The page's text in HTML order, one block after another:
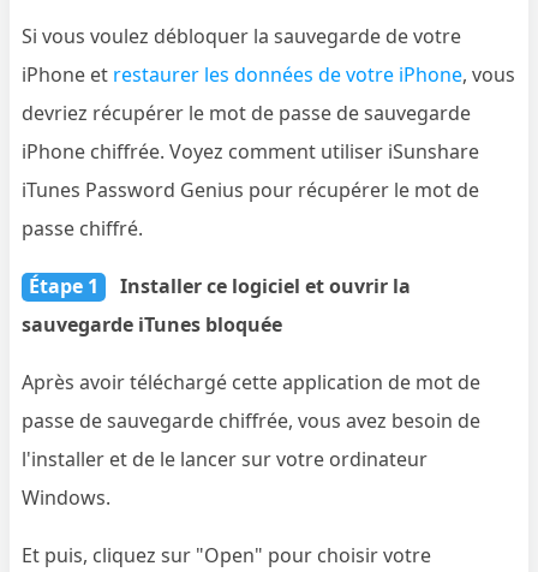
Si vous voulez débloquer la sauvegarde de votre
iPhone et restaurer les données de votre iPhone, vous
devriez récupérer le mot de passe de sauvegarde
iPhone chiffrée. Voyez comment utiliser iSunshare
iTunes Password Genius pour récupérer le mot de
passe chiffré.
Étape 1
Installer ce logiciel et ouvrir la
sauvegarde iTunes bloquée
Après avoir téléchargé cette application de mot de
passe de sauvegarde chiffrée, vous avez besoin de
l'installer et de le lancer sur votre ordinateur
Windows.
Et puis, cliquez sur "Open" pour choisir votre